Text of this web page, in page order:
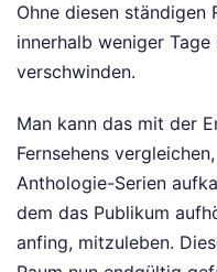
Ohne diesen ständigen
innerhalb weniger
verschwinden.
Man kann das mit der
Fernsehens
Anthologie-Serien
dem das Publikum
anfing, mitzuleben.